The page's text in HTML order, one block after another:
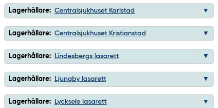
Lagerhållare: Centralsjukhuset Karlstad
Lagerhållare: Centralsjukhuset Kristianstad
Lagerhållare: Lindesbergs lasarett
Lagerhållare: Ljungby lasarett
Lagerhållare: Lycksele lasarett